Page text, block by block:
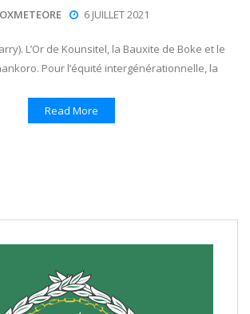
6 JUILLET 2021
L’Or de Kounsitel, la Bauxite de Boke et le
Pour l’équité intergénérationnelle, la
Read More